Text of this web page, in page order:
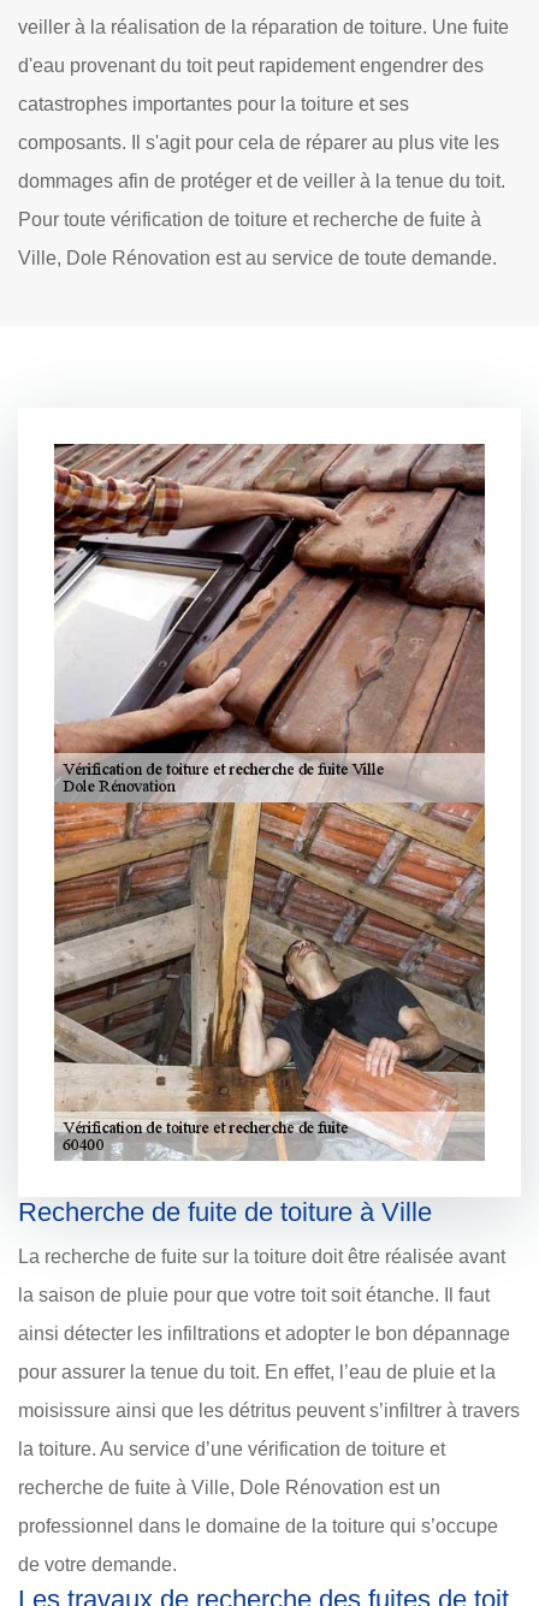
veiller à la réalisation de la réparation de toiture. Une fuite
d'eau provenant du toit peut rapidement engendrer des
catastrophes importantes pour la toiture et ses
composants. Il s'agit pour cela de réparer au plus vite les
dommages afin de protéger et de veiller à la tenue du toit.
Pour toute vérification de toiture et recherche de fuite à
Ville, Dole Rénovation est au service de toute demande.
Recherche de fuite de toiture à Ville
La recherche de fuite sur la toiture doit être réalisée avant
la saison de pluie pour que votre toit soit étanche. Il faut
ainsi détecter les infiltrations et adopter le bon dépannage
pour assurer la tenue du toit. En effet, l’eau de pluie et la
moisissure ainsi que les détritus peuvent s’infiltrer à travers
la toiture. Au service d’une vérification de toiture et
recherche de fuite à Ville, Dole Rénovation est un
professionnel dans le domaine de la toiture qui s’occupe
de votre demande.
Les travaux de recherche des fuites de toit